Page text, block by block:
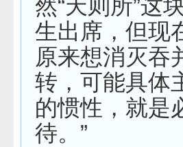
然“天则所”这
生出席，但现
原来想消灭吞
转，可能具体
的惯性，就是
待。”